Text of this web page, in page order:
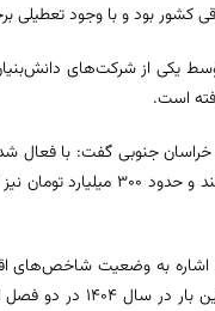
کشور بود و با وجود تعطیلی
یکی از شرکت‌های
است.
میلیون و ۷۰۰ هزار تومان
اشاره به وضعیت شاخص‌های
مرکز آمار ایران،